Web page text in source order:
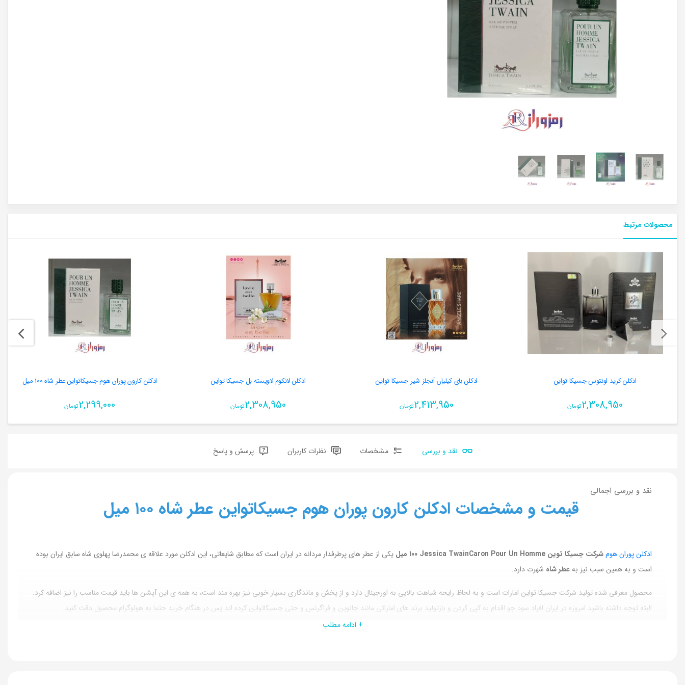
محصولات مرتبط
ادکلن کرید اونتوس جسیکا تواین
2,308,950تومان
ادکلن بای کیلیان آنجلز شیر جسیکا تواین
2,413,950تومان
ادکلن لانکوم لاویسته بل جسیکا تواین
2,308,950تومان
ادکلن کارون پوران هوم جسیکاتواین عطر شاه ١٠٠ میل
2,299,000تومان
نقد و بررسی مشخصات نظرات کاربران پرسش و پاسخ
نقد و بررسی اجمالی
قیمت و مشخصات ادکلن کارون پوران هوم جسیکاتواین عطر شاه ١٠٠ میل
ادکلن پوران هومشرکت جسیکا توین Jessica TwainCaron Pour Un Homme ١٠٠ میل
یکی از عطر های پرطرفدار مردانه در ایران است که مطابق شایعاتی، این ادکلن مورد علاقه ی محمدرضا پهلوی شاه سابق ایران بوده
است و به همین سبب نیز به عطر شاه شهرت دارد.
محصول معرفی شده تولید شرکت جسیکا تواین امارات است و به لحاظ رایحه شباهت بالایی به اورجینال دارد و از پخش و ماندگاری بسیار خوبی نیز بهره مند است، به همه ی این آپشن ها باید قیمت مناسب را نیز اضافه کرد.
البته توجه داشته باشید امروزه در ایران افراد سود جو اقدام به کپی کردن و بازتولید برند های اماراتی مانند جانوین و فراگرنس و حتی جسیکاتواین کرده اند پس در هنگام خرید حتما به هولوگرام محصول دقت کنید.
+ ادامه مطلب